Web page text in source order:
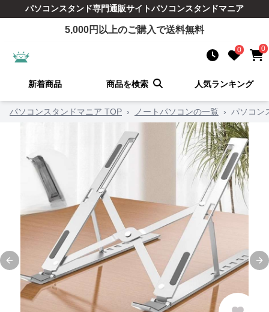
パソコンスタンド専門通販サイトパソコンスタンドマニア
5,000円以上のご購入で送料無料
0 0
新着商品 商品を検索 人気ランキング
パソコンスタンドマニア TOP › ノートパソコンの一覧 › パソコン
Previous slide